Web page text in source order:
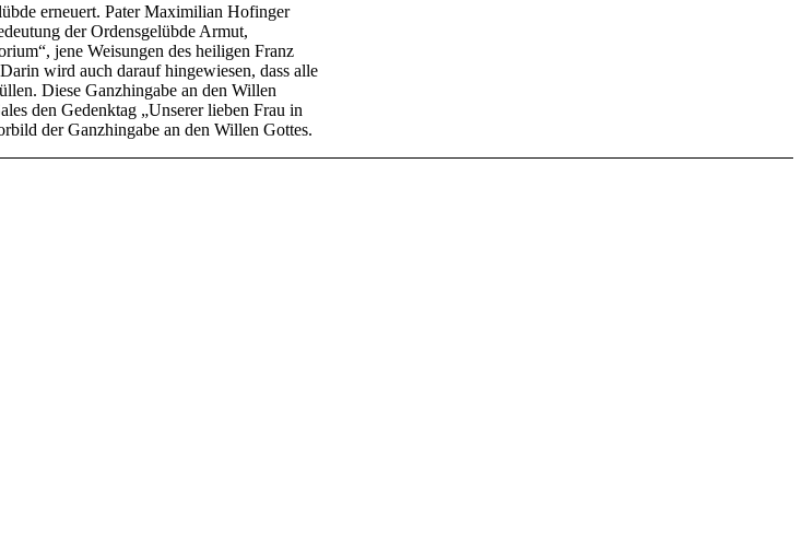
erneuert. Pater Maximilian Hofinger
der Ordensgelübde Armut,
jene Weisungen des heiligen Franz
wird auch darauf hingewiesen, dass alle
Diese Ganzhingabe an den Willen
den Gedenktag „Unserer lieben Frau in
der Ganzhingabe an den Willen Gottes.